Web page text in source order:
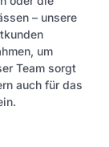
– unsere
um
Team sorgt
auch für das